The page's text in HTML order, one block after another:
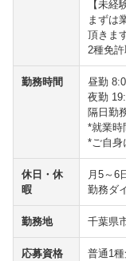
【未経
まずは
頂きま
2種免
勤務時間
昼勤
夜勤
隔日勤
*就業時
*ご自身
休日・休
暇
月5～6
勤務ダ
勤務地 千葉県
応募資格
普通1